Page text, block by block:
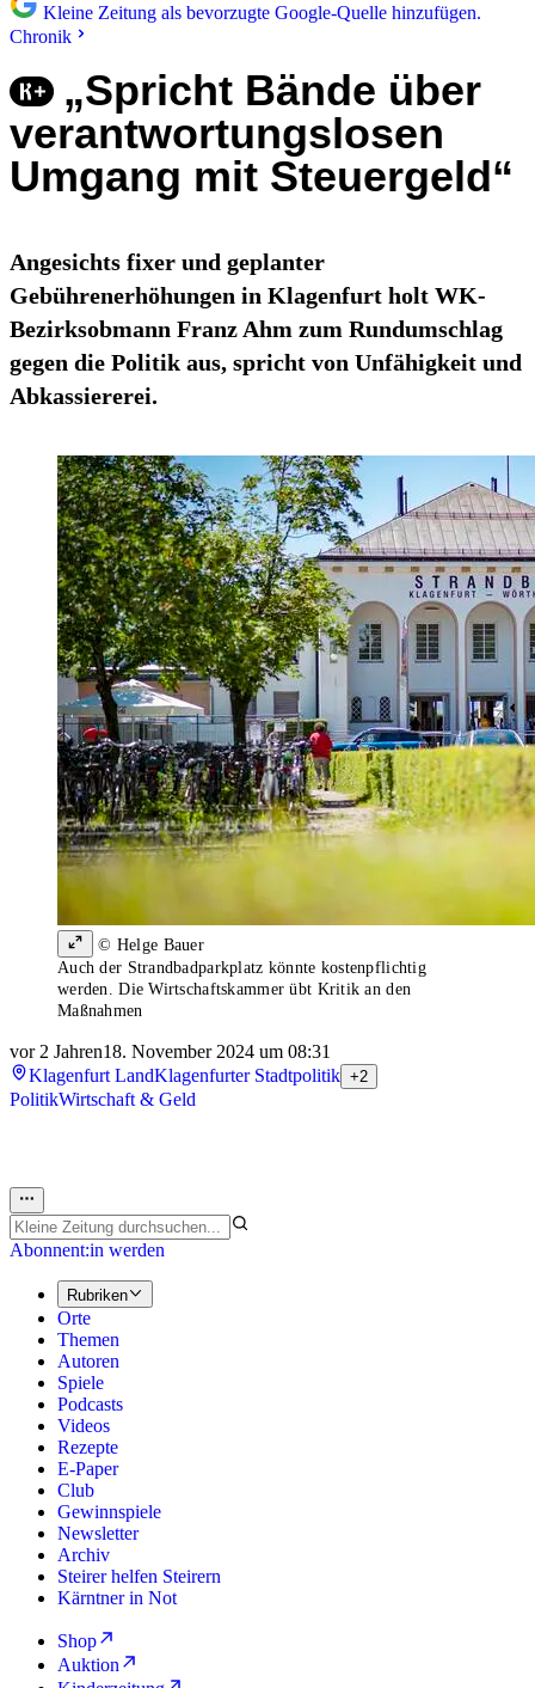
Kleine Zeitung als bevorzugte Google-Quelle hinzufügen.
Chronik
„Spricht Bände über
verantwortungslosen
Umgang mit Steuergeld“
Angesichts fixer und geplanter
Gebührenerhöhungen in Klagenfurt holt WK-
Bezirksobmann Franz Ahm zum Rundumschlag
gegen die Politik aus, spricht von Unfähigkeit und
Abkassiererei.
© Helge Bauer
Auch der Strandbadparkplatz könnte kostenpflichtig
werden. Die Wirtschaftskammer übt Kritik an den
Maßnahmen
vor 2 Jahren18. November 2024 um 08:31
Klagenfurt LandKlagenfurter Stadtpolitik +2
PolitikWirtschaft & Geld
Abonnent:in werden
Rubriken
Orte
Themen
Autoren
Spiele
Podcasts
Videos
Rezepte
E-Paper
Club
Gewinnspiele
Newsletter
Archiv
Steirer helfen Steirern
Kärntner in Not
Shop
Auktion